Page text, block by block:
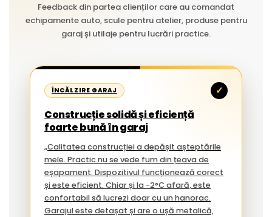
Feedback din partea clienților care au comandat
echipamente auto, scule pentru atelier, produse pentru
garaj și utilaje pentru lucrări practice.
ÎNCĂLZIRE GARAJ ✓
Construcție solidă și eficiență
foarte bună în garaj
„Calitatea construcției a depășit așteptările
mele. Practic nu se vede fum din țeava de
eșapament. Dispozitivul funcționează corect
și este eficient. Chiar și la -2°C afară, este
confortabil să lucrezi doar cu un hanorac.
Garajul este detașat și are o ușă metalică,